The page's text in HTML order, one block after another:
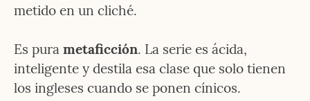
metido en un cliché.
Es pura metaficción. La serie es ácida,
inteligente y destila esa clase que solo tienen
los ingleses cuando se ponen cínicos.